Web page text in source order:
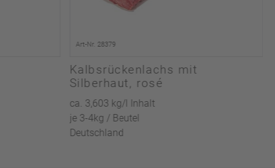
Art-Nr. 28379
Kalbsrückenlachs mit
Silberhaut, rosé
ca. 3,603 kg/l Inhalt
je 3-4kg / Beutel
Deutschland